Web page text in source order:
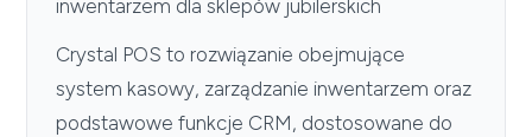
inwentarzem dla sklepów jubilerskich
Crystal POS to rozwiązanie obejmujące
system kasowy, zarządzanie inwentarzem oraz
podstawowe funkcje CRM, dostosowane do